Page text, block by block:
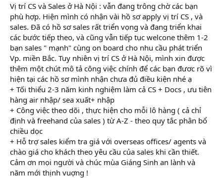
Vị trí CS và Sales ở Hà Nội : vẫn đang trông chờ các bạn
phù hợp. Hiện mình có nhận vài hồ sơ apply vị trí CS , và
sales. Đã có hồ sơ sales rất triển vọng và đang triển khai
các bước tiếp theo, và cũng vẫn tiếp tục welcone thêm 1-2
bạn sales " mạnh" cùng on board cho nhu cầu phát triển
Vp. miền Bắc. Tuy nhiên vị trí CS ở Hà Nội, mình xin được
thêm một chút mô tả công việc chính để các bạn đươc rõ vì
hiện tại các hồ sơ mình nhận chưa đủ điều kiện nhé ạ
+ Tối thiểu 2-3 năm kinh nghiệm làm cả CS + Docs , ưu tiên
hàng air nhập/ sea xuất+ nhập
+ Công việc theo dõi , thực hiện cho mỗi lô hàng ( cả chỉ
định và freehand của sales ) từ A-Z - theo quy tắc phân bổ
chiều dọc
+ Hỗ trợ sales kiểm tra giá với overseas offices/ agents và
chào giá cho khách theo yêu cầu của sales khi cần thiết.
Cảm ơn mọi người và chúc mùa Giáng Sinh an lành và
năm mới thịnh vuợng !